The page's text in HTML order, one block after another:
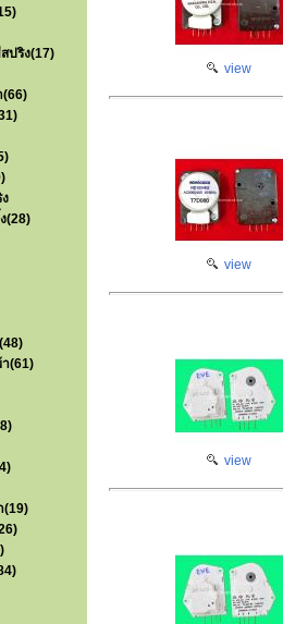
ปริง(17)
(66)
(28)
(48)
(61)
(19)
view
view
view